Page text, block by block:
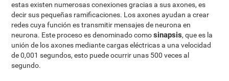
estas existen numerosas conexiones gracias a sus axones, es
decir sus pequeñas ramificaciones. Los axones ayudan a crear
redes cuya función es transmitir mensajes de neurona en
neurona. Este proceso es denominado comosinapsis, que es la
unión de los axones mediante cargas eléctricas a una velocidad
de 0,001 segundos, esto puede ocurrir unas 500 veces al
segundo.